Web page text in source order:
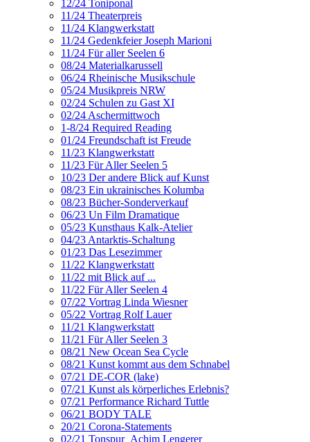
12/24 Toniponal
11/24 Theaterpreis
11/24 Klangwerkstatt
11/24 Gedenkfeier Joseph Marioni
11/24 Für aller Seelen 6
08/24 Materialkarussell
06/24 Rheinische Musikschule
05/24 Musikpreis NRW
02/24 Schulen zu Gast XI
02/24 Aschermittwoch
1-8/24 Required Reading
01/24 Freundschaft ist Freude
11/23 Klangwerkstatt
11/23 Für Aller Seelen 5
10/23 Der andere Blick auf Kunst
08/23 Ein ukrainisches Kolumba
08/23 Bücher-Sonderverkauf
06/23 Un Film Dramatique
05/23 Kunsthaus Kalk-Atelier
04/23 Antarktis-Schaltung
01/23 Das Lesezimmer
11/22 Klangwerkstatt
11/22 mit Blick auf ...
11/22 Für Aller Seelen 4
07/22 Vortrag Linda Wiesner
05/22 Vortrag Rolf Lauer
11/21 Klangwerkstatt
11/21 Für Aller Seelen 3
08/21 New Ocean Sea Cycle
08/21 Kunst kommt aus dem Schnabel
07/21 DE-COR (lake)
07/21 Kunst als körperliches Erlebnis?
07/21 Performance Richard Tuttle
06/21 BODY TALE
20/21 Corona-Statements
02/21 Tonspur_Achim Lengerer